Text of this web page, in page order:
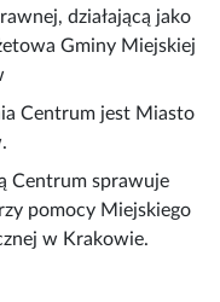
działającą jako
Gminy Miejskiej
Centrum jest Miasto
Centrum sprawuje
pomocy Miejskiego
w Krakowie.